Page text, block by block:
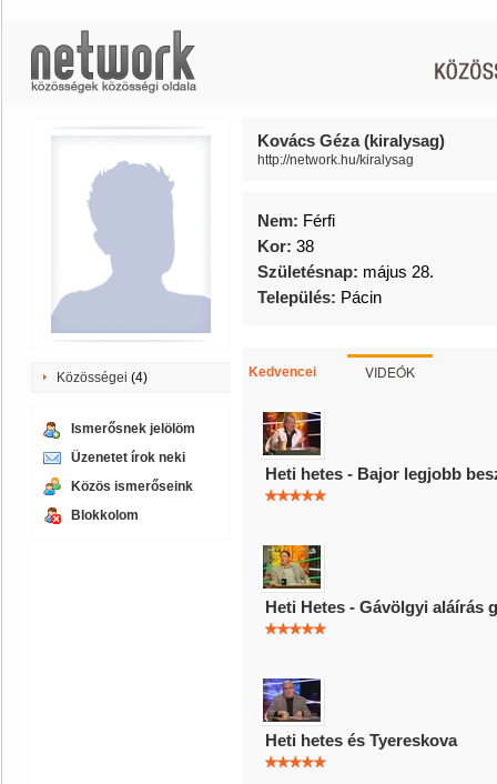
Közösségei (4)
Ismerősnek jelölöm
Üzenetet írok neki
Közös ismerőseink
Blokkolom
Kovács Géza (kiralysag)
http://network.hu/kiralysag
Nem: Férfi
Kor: 38
Születésnap: május 28.
Település: Pácin
Kedvencei VIDEÓK
Heti hetes - Bajor legjobb
Heti Hetes - Gávölgyi aláírás
Heti hetes és Tyereskova